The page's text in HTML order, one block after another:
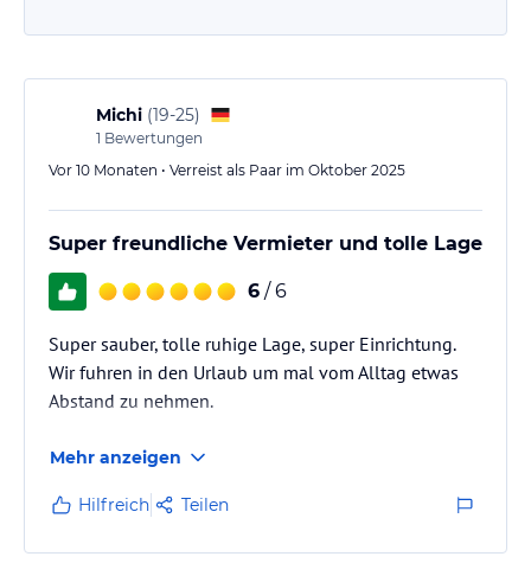
Michi (19-25)
1 Bewertungen
Vor 10 Monaten • Verreist als Paar im Oktober 2025
Super freundliche Vermieter und tolle Lage
6 / 6
Super sauber, tolle ruhige Lage, super Einrichtung.
Wir fuhren in den Urlaub um mal vom Alltag etwas
Abstand zu nehmen.
Mehr anzeigen
Hilfreich Teilen